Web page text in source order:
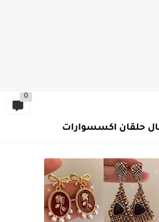
0
حلقان اكسسوارات